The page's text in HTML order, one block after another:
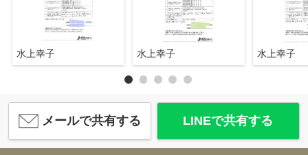
水上幸子 水上幸子 水上幸子
メールで共有する LINEで共有する